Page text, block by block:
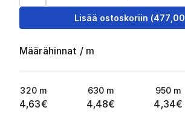
Lisää ostoskoriin (477,00
Määrähinnat / m
320 m
4,63€
630 m
4,48€
950 m
4,34€